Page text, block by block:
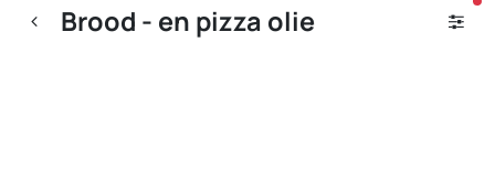
Brood - en pizza olie